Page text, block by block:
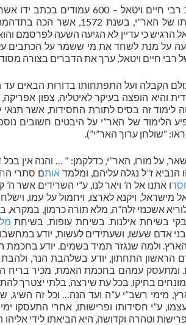
כאמור, הלימוד שנותר מהאר”י הוא זה שכתב
וכתבים של כמה תלמידים נוספים. לאחר
הרגיש כי עדיין לא הגיעה השעה לפרסמם
על מנת לשחד את מי ששמר על הכתבים
רבי חיים ויטאל, ערך את הדברים בצורה
הקבלה ועל התפתחותו בדורות הבאים עד
הופצה בעיקר לאיטליה, צפון אפריקה,
לימוד זה בסיס לתורת החסידות, אשר
הלימוד של האר”י על היבטים חשובים
“שולחן ערוך האר”י”).
על מורו, האר”י, כדלקמן: ” … והנה אין בכל
הנביא ז”ל נגלה עליהם, ומלמדאותם סתרי ה
ו אתנו אל ה’ ויאר לנו, ע”י השרידים אשר ה’
מישראל, ויקנא לארצו, ויחמול על עמו,
אשכנזי זלה”ה, מלא תורה כרמון,
בשיחת אילנות. בשיחת עופות. בשיחת
אדם שעשו, ושעתידים לעשות, יודע
ולמה שנגזר תמיד בשמים. יודע בחכמת
הראשון התחתון, יודע בשלהבת הנר,
ומתעסק עמהם בחכמת האמת, מכיר בריח
בחיקו, בכל עת שירצה, בלתי יצטרך
מימי רשב”י ע”ה ועד הנה… וכל זה השיג,
ע”י חסידותו ופרישותו, אחרי התעסקו
וטהרה וקדושה, היא הביאתו לידי